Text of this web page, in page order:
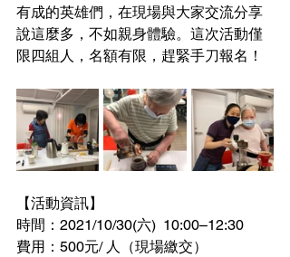
有成的英雄們，在現場與大家交流分享
說這麼多，不如親身體驗。這次活動僅
限四組人，名額有限，趕緊手刀報名！
【活動資訊】
時間：2021/10/30(六)  10:00–12:30
費用：500元/ 人（現場繳交）